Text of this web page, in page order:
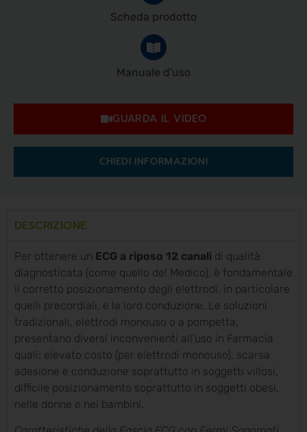
Scheda prodotto
Manuale d'uso
GUARDA IL VIDEO
CHIEDI INFORMAZIONI
DESCRIZIONE
Per ottenere un ECG a riposo 12 canali di qualità
diagnosticata (come quello del Medico), è fondamentale
il corretto posizionamento degli elettrodi, in particolare
quelli precordiali, e la loro conduzione. Le soluzioni
tradizionali, elettrodi monouso o a pompetta,
presentano diversi inconvenienti all’uso in Farmacia
quali: elevato costo (per elettrodi monouso), scarsa
adesione e conduzione soprattutto in soggetti villosi,
difficile posizionamento soprattutto in soggetti obesi,
nelle donne e nei bambini.